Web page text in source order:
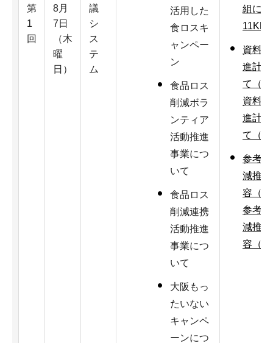
第
1
回
8月
7日
（木
曜
日）
議
シ
ス
テ
ム
活用した
食ロスキ
ャンペー
ン
食品ロス
削減ボラ
ンティア
活動推進
事業につ
いて
食品ロス
削減連携
活動推進
事業につ
いて
大阪もっ
たいない
キャンペ
ーンにつ
組に
11KB
資料2
進計
て（
資料2
進計
て（
参考
減推
容（
参考
減推
容（